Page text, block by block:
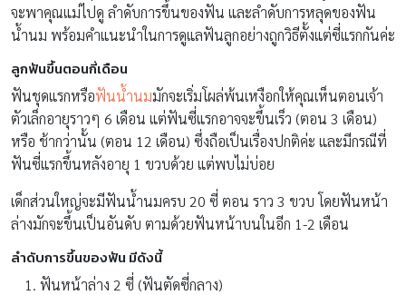
จะพาคุณแม่ไปดู ลำดับการขึ้นของฟัน และลำดับการหลุดของฟัน
น้ำนม พร้อมคำแนะนำในการดูแลฟันลูกอย่างถูกวิธีตั้งแต่ซี่แรกกันค่ะ
ลูกฟันขึ้นตอนกี่เดือน
ฟันชุดแรกหรือฟันน้ำนมมักจะเริ่มโผล่พ้นเหงือกให้คุณเห็นตอนเจ้า
ตัวเล็กอายุราวๆ 6 เดือน แต่ฟันซี่แรกอาจจะขึ้นเร็ว (ตอน 3 เดือน)
หรือ ช้ากว่านั้น (ตอน 12 เดือน) ซึ่งถือเป็นเรื่องปกติค่ะ และมีกรณีที่
ฟันซี่แรกขึ้นหลังอายุ 1 ขวบด้วย แต่พบไม่บ่อย
เด็กส่วนใหญ่จะมีฟันน้ำนมครบ 20 ซี่ ตอน ราว 3 ขวบ โดยฟันหน้า
ล่างมักจะขึ้นเป็นอันดับ ตามด้วยฟันหน้าบนในอีก 1-2 เดือน
ลำดับการขึ้นของฟัน มีดังนี้
ฟันหน้าล่าง 2 ซี่ (ฟันตัดซี่กลาง)